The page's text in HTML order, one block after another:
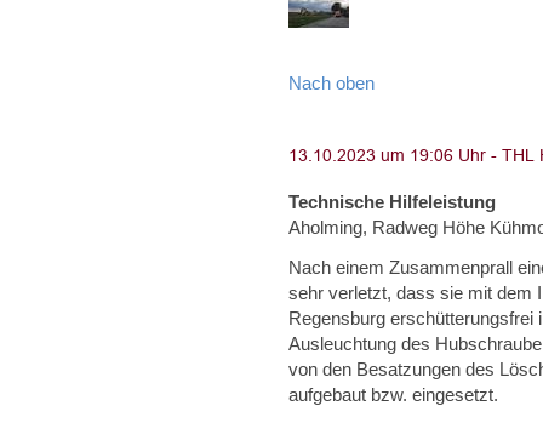
Nach oben
Technische Hilfeleistung
Aholming, Radweg Höhe
Nach einem Zusammenprall
sehr verletzt, dass sie mit dem
Regensburg erschütterungsfrei
Ausleuchtung des
von den Besatzungen des
aufgebaut bzw. eingesetzt.